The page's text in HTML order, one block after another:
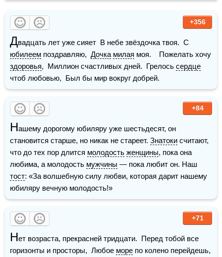
+356
Д
юбилеем поздравляю, Дочка милая
здоровья,  Миллион счастливых дней.  Грелось сердце
чтоб любовью,  Был бы мир вокруг добрей.
+84
Нашему дорогому юбиляру уже шестьдесят, он
становится старше, но никак не стареет. Знатоки считают,
что до тех пор длится молодость женщины, пока она
любима, а молодость мужчины
тост: «За волшебную силу любви, которая дарит нашему
юбиляру вечную молодость!»
+71
Нет возраста, прекрасней тридцати.  Перед тобой все
горизонты и просторы,  Любое море по колено перейдешь,